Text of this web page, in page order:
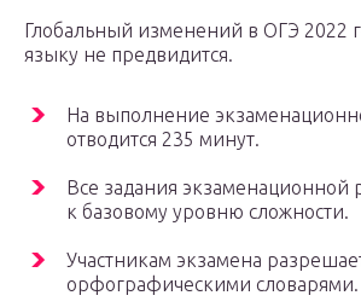
Глобальный изменений в ОГЭ 2022
языку не предвидится.
На выполнение
отводится 235 минут.
Все задания экзаменационной
к базовому уровню сложности.
Участникам экзамена
орфографическими словарями.